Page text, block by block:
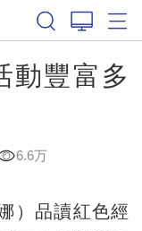
動豐富多
6.6万
品讀紅色經